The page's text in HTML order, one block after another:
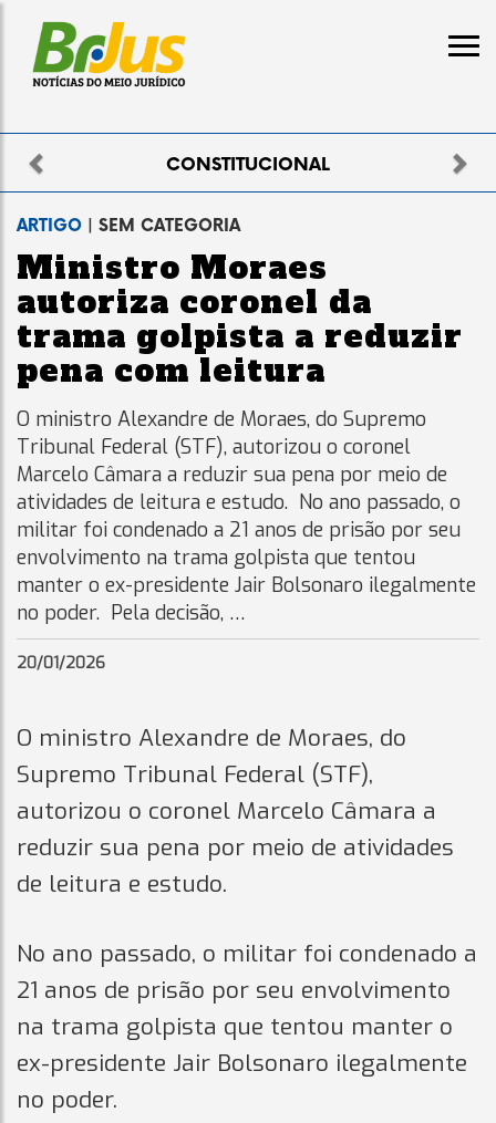
CONSTITUCIONAL
Previous
ARTIGO | SEM CATEGORIA
Ministro Moraes
autoriza coronel da
trama golpista a reduzir
pena com leitura
O ministro Alexandre de Moraes, do Supremo
Tribunal Federal (STF), autorizou o coronel
Marcelo Câmara a reduzir sua pena por meio de
atividades de leitura e estudo. No ano passado, o
militar foi condenado a 21 anos de prisão por seu
envolvimento na trama golpista que tentou
manter o ex-presidente Jair Bolsonaro ilegalmente
no poder. Pela decisão, …
20/01/2026
O ministro Alexandre de Moraes, do
Supremo Tribunal Federal (STF),
autorizou o coronel Marcelo Câmara a
reduzir sua pena por meio de atividades
de leitura e estudo.
No ano passado, o militar foi condenado a
21 anos de prisão por seu envolvimento
na trama golpista que tentou manter o
ex-presidente Jair Bolsonaro ilegalmente
no poder.